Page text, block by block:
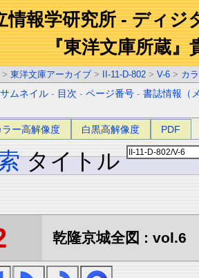
情報学研究所 - ディジ
『東洋文庫所蔵』
> 東洋文庫アーカイブ > II-11-D-802 > V-6 > カ
ムネイル - 目次 -ページ番号 -書誌情報（
ラー高解像度 白黒高解像度 PDF
タイトル
乾隆京城全図 : vol.6